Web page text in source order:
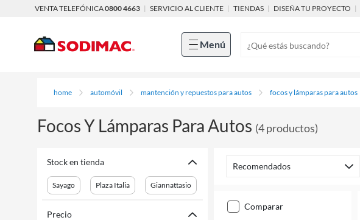
VENTA TELEFÓNICA0800 4663 | SERVICIO AL CLIENTE | TIENDAS | DISEÑA TU PROYECTO |
Menú
home automóvil mantención y repuestos para autos focos y lámparas para autos
Focos Y Lámparas Para Autos (4productos)
Stock en tienda
Sayago Plaza Italia Giannattasio
Precio
Recomendados
comparar